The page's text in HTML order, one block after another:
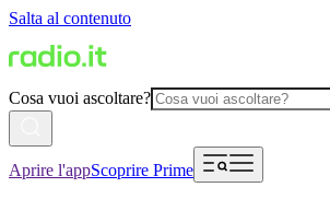
Salta al contenuto
Cosa vuoi ascoltare?
Aprire l'appScoprire Prime